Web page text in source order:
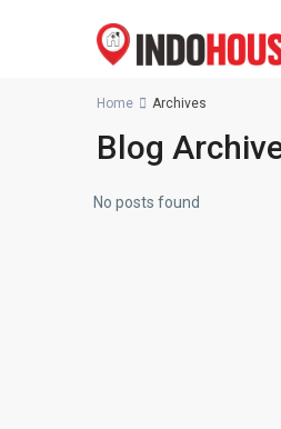
Home Archives
Blog
No posts found